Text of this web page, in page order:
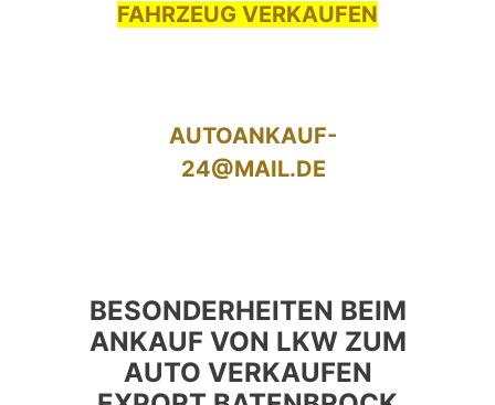
FAHRZEUG VERKAUFEN
AUTOANKAUF-
24@MAIL.DE
BESONDERHEITEN BEIM
ANKAUF VON LKW ZUM
AUTO VERKAUFEN